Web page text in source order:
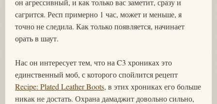
он агрессивный, и как только вас заметит, сразу и
сагрится. Респ примерно 1 час, может и меньше, я
точно не следила. Как только появляется, начинает
орать в шаут.
Нас он интересует тем, что на C3 хрониках это
единственный моб, с которого спойлится рецепт
Recipe: Plated Leather Boots, в этих хрониках его больше
никак не достать. Охрана дамаджит довольно сильно,